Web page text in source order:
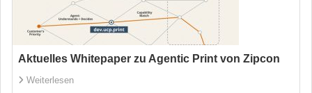
Aktuelles Whitepaper zu Agentic Print von Zipcon
Weiterlesen